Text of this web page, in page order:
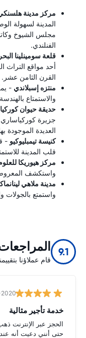
مركز مدينة
المدينة لسهولة
مجلس الشيوخ
الفنلندي.
قلعة سومينلينا
أحد مواقع التراث
القرن الثامن عشر.
منتزه إسبلاندي -
والاستمتاع
حديقة حيوان
جزيرة كوركياساري
العديدة الموجودة
كنيسة تيمبليوكيو -
قلب المدينة
مركز هيوريكا
واستكشف
مدينة ملاهي
واستمتع بالجولات
9.1
قام عملاؤنا بتقييمنا على 9.1/ 10
خدمة تأجير مثالية
الحجز عبر الإنترنت
حتى أنني دعيت أنه